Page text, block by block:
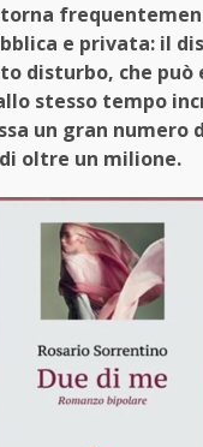
torna
e privata: il
disturbo, che può
stesso tempo
un gran numero
oltre un milione.